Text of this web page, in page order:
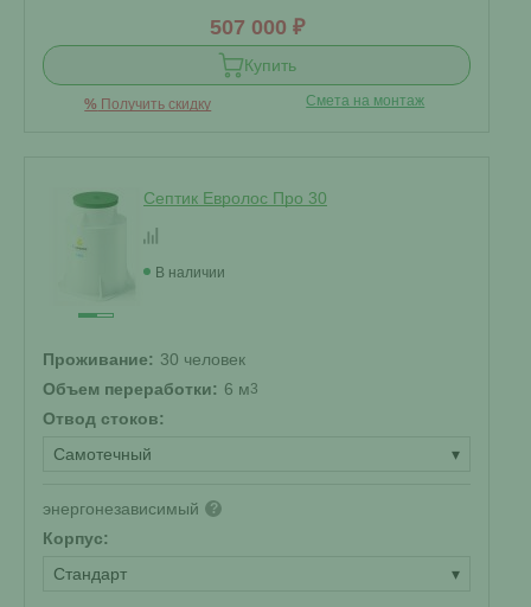
507 000 ₽
Купить
% Получить скидку Смета на монтаж
Септик Евролос Про 30
В наличии
Проживание: 30 человек
Объем переработки: 6 м3
Отвод стоков:
Самотечный
▾
энергонезависимый ?
Корпус:
Стандарт
▾